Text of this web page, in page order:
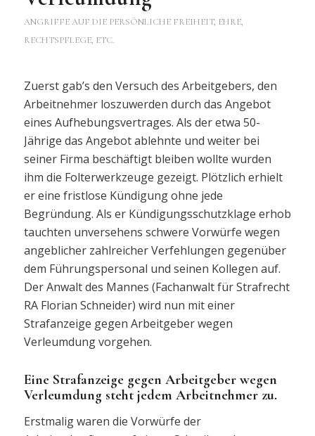
ANGRIFFE AUF DIE PERSÖNLICHE FREIHEIT, EHRE,
RECHTSPFLEGE, ETC.
Zuerst gab’s den Versuch des Arbeitgebers, den
Arbeitnehmer loszuwerden durch das Angebot
eines Aufhebungsvertrages. Als der etwa 50-
Jährige das Angebot ablehnte und weiter bei
seiner Firma beschäftigt bleiben wollte wurden
ihm die Folterwerkzeuge gezeigt. Plötzlich erhielt
er eine fristlose Kündigung ohne jede
Begründung. Als er Kündigungsschutzklage erhob
tauchten unversehens schwere Vorwürfe wegen
angeblicher zahlreicher Verfehlungen gegenüber
dem Führungspersonal und seinen Kollegen auf.
Der Anwalt des Mannes (Fachanwalt für Strafrecht
RA Florian Schneider) wird nun mit einer
Strafanzeige gegen Arbeitgeber wegen
Verleumdung vorgehen.
Eine Strafanzeige gegen Arbeitgeber wegen
Verleumdung steht jedem Arbeitnehmer zu.
Erstmalig waren die Vorwürfe der